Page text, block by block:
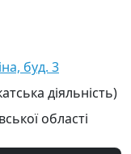
буд. 3
діяльність)
області